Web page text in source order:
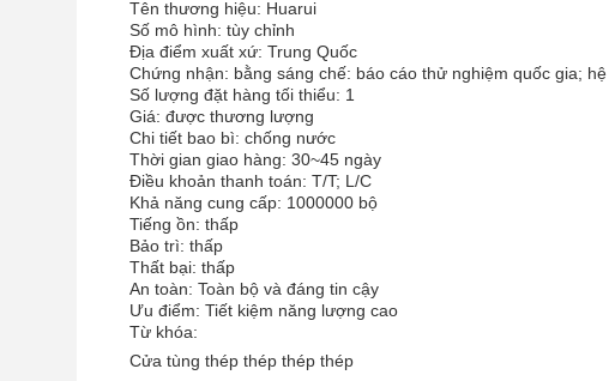
Tên thương hiệu: Huarui
Số mô hình: tùy chỉnh
Địa điểm xuất xứ: Trung Quốc
Chứng nhận: bằng sáng chế: báo cáo thử nghiệm quốc gia;
Số lượng đặt hàng tối thiểu: 1
Giá: được thương lượng
Chi tiết bao bì: chống nước
Thời gian giao hàng: 30~45 ngày
Điều khoản thanh toán: T/T; L/C
Khả năng cung cấp: 1000000 bộ
Tiếng ồn: thấp
Bảo trì: thấp
Thất bại: thấp
An toàn: Toàn bộ và đáng tin cậy
Ưu điểm: Tiết kiệm năng lượng cao
Từ khóa:
Cửa tùng thép thép thép thép